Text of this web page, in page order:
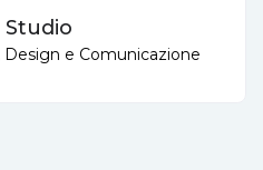
e Comunicazione